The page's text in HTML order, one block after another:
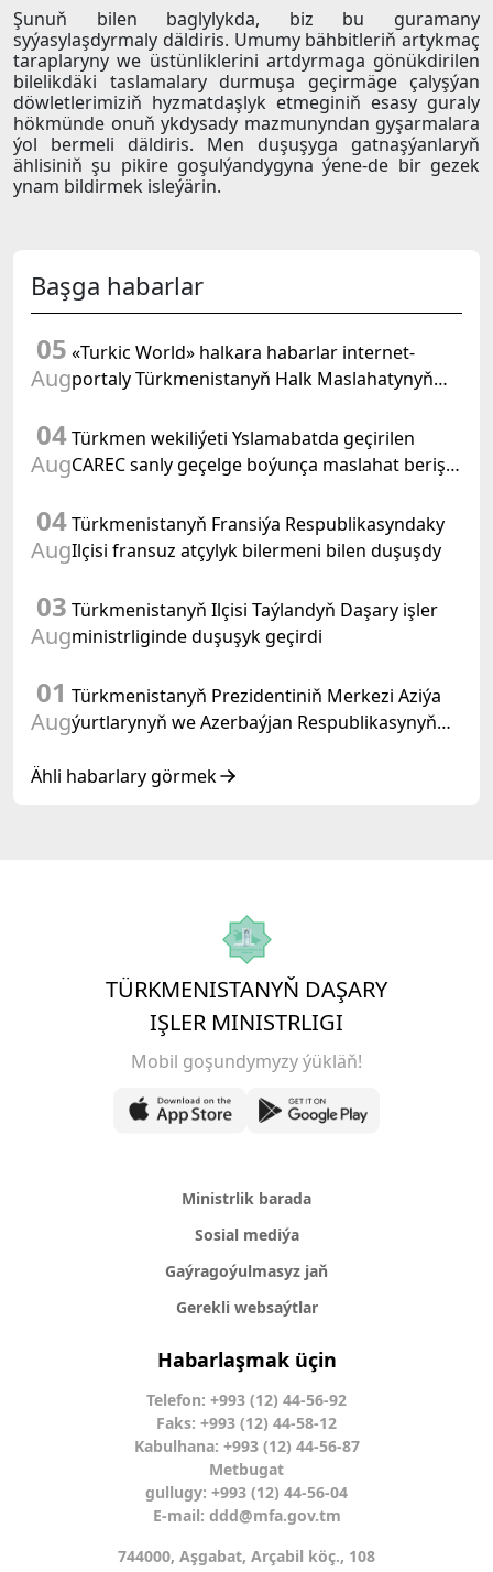
Şunuň bilen baglylykda, biz bu guramany
syýasylaşdyrmaly däldiris. Umumy bähbitleriň artykmaç
taraplaryny we üstünliklerini artdyrmaga gönükdirilen
bilelikdäki taslamalary durmuşa geçirmäge çalyşýan
döwletlerimiziň hyzmatdaşlyk etmeginiň esasy guraly
hökmünde onuň ykdysady mazmunyndan gyşarmalara
ýol bermeli däldiris. Men duşuşyga gatnaşýanlaryň
ählisiniň şu pikire goşulýandygyna ýene-de bir gezek
ynam bildirmek isleýärin.
Başga habarlar
05
Aug
«Turkic World» halkara habarlar internet-
portaly Türkmenistanyň Halk Maslahatynyň
beýan eder
04
Aug
Türkmen wekiliýeti Yslamabatda geçirilen
CAREC sanly geçelge boýunça maslahat beriş
04
Aug
Türkmenistanyň Fransiýa Respublikasyndaky
Ilçisi fransuz atçylyk bilermeni bilen duşuşdy
03
Aug
Türkmenistanyň Ilçisi Taýlandyň Daşary işler
ministrliginde duşuşyk geçirdi
01
Aug
Türkmenistanyň Prezidentiniň Merkezi Aziýa
ýurtlarynyň we Azerbaýjan Respublikasynyň
duşuşygyndaky ÇYKYŞY
Ähli habarlary görmek
TÜRKMENISTANYŇ DAŞARY
IŞLER MINISTRLIGI
Mobil goşundymyzy ýükläň!
Ministrlik barada
Sosial mediýa
Gaýragoýulmasyz jaň
Gerekli websaýtlar
Habarlaşmak üçin
Telefon: +993 (12) 44-56-92
Faks: +993 (12) 44-58-12
Kabulhana: +993 (12) 44-56-87
Metbugat
gullugy: +993 (12) 44-56-04
E-mail: ddd@mfa.gov.tm
744000, Aşgabat, Arçabil köç., 108